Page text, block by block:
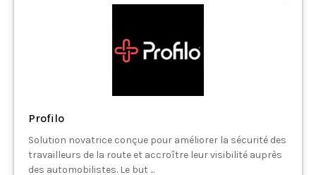
Profilo
Solution novatrice conçue pour améliorer la sécurité des
travailleurs de la route et accroître leur visibilité auprès
des automobilistes. Le but ...